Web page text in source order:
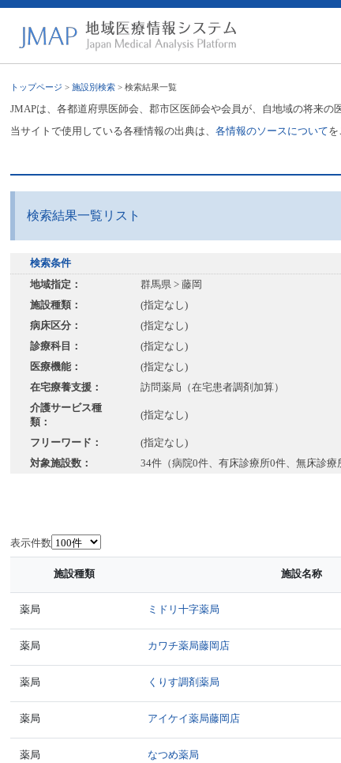
トップページ >施設別検索 > 検索結果一覧
JMAPは、各都道府県医師会、郡市区医師会や会員が、自地域の将来
当サイトで使用している各種情報の出典は、各情報のソースについてを
検索結果一覧リスト
検索条件
地域指定：
群馬県 > 藤岡
施設種類：
(指定なし)
病床区分：
(指定なし)
診療科目：
(指定なし)
医療機能：
(指定なし)
在宅療養支援：
訪問薬局（在宅患者調剤加算）
介護サービス種
類：
(指定なし)
フリーワード：
(指定なし)
対象施設数：
34件（病院0件、有床診療所0件、無床診療
表示件数
施設種類 施設名称
薬局 ミドリ十字薬局
薬局 カワチ薬局藤岡店
薬局 くりす調剤薬局
薬局 アイケイ薬局藤岡店
薬局 なつめ薬局